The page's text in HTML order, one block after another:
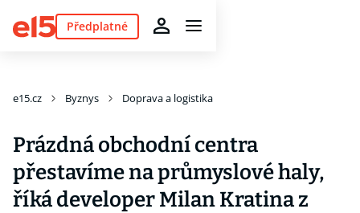
Předplatné
e15.cz Byznys Doprava a logistika
Prázdná obchodní centra
přestavíme na průmyslové haly,
říká developer Milan Kratina z